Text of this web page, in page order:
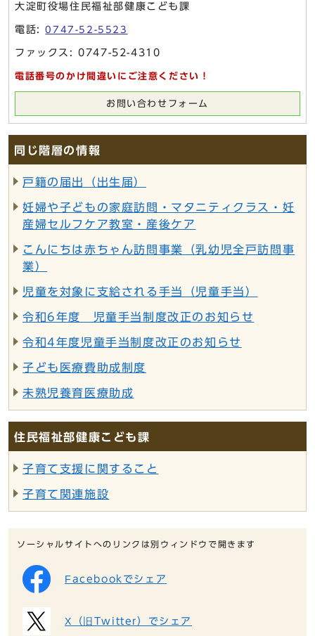
大淀町役場住民福祉部健康こども課
電話:0747-52-5523
ファックス: 0747-52-4310
電話番号のかけ間違いにご注意ください！
お問い合わせフォーム
同じ階層の情報
戸籍の届出（出生届）
妊婦や子どもの家庭訪問・マタニティクラス・妊
産婦セルフケア教室・産後ケア
こんにちは赤ちゃん訪問事業（乳幼児全戸訪問事
業）
児童を対象に支給される手当（児童手当）
令和6年度 児童手当制度改正のお知らせ
令和4年度児童手当制度改正のお知らせ
子ども医療費助成制度
未熟児養育医療助成
住民福祉部健康こども課
子育て支援に関すること
子育て関連施設
ソーシャルサイトへのリンクは別ウィンドウで開きます
Facebookでシェア
X（旧Twitter）でシェア